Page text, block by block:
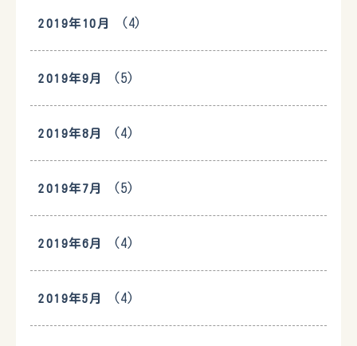
2019年10月 (4)
2019年9月 (5)
2019年8月 (4)
2019年7月 (5)
2019年6月 (4)
2019年5月 (4)